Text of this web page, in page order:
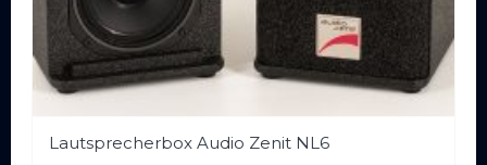
Lautsprecherbox Audio Zenit NL6